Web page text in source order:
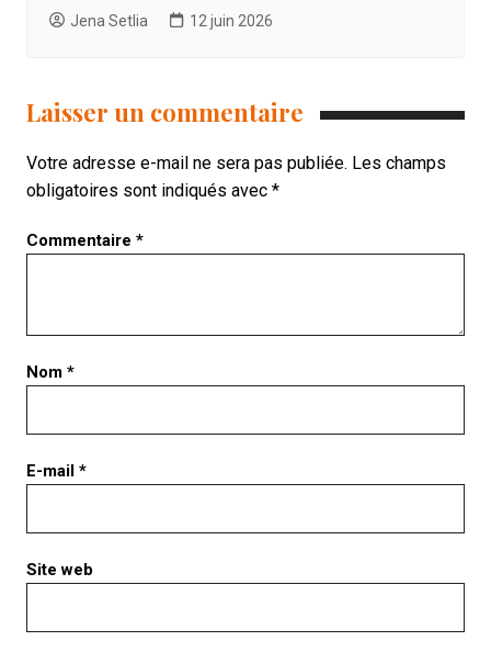
Jena Setlia 12 juin 2026
Laisser un commentaire
Votre adresse e-mail ne sera pas publiée. Les champs
obligatoires sont indiqués avec *
Commentaire *
Nom *
E-mail *
Site web